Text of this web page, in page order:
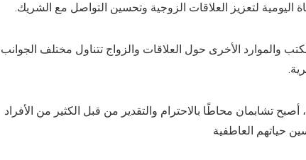
اليومية لتعزيز العلاقات الزوجية وتحسين التواصل مع الشريك.
والموارد الأخرى حول العلاقات والزواج تتناول مختلف الجوانب
تشابمان محاطًا بالاحترام والتقدير من قبل الكثير من الأفراد
حياتهم العاطفية